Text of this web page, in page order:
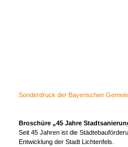
Sonderdruck der Bayerischen
Broschüre „45 Jahre
Seit 45 Jahren ist die
Entwicklung der Stadt Lichtenfels.